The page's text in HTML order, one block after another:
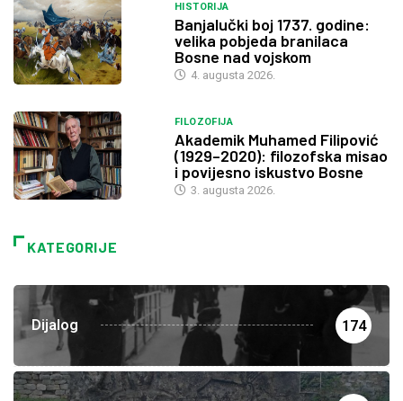
HISTORIJA
Banjalučki boj 1737. godine:
velika pobjeda branilaca
Bosne nad vojskom
4. augusta 2026.
FILOZOFIJA
Akademik Muhamed Filipović
(1929–2020): filozofska misao
i povijesno iskustvo Bosne
3. augusta 2026.
KATEGORIJE
Dijalog 174